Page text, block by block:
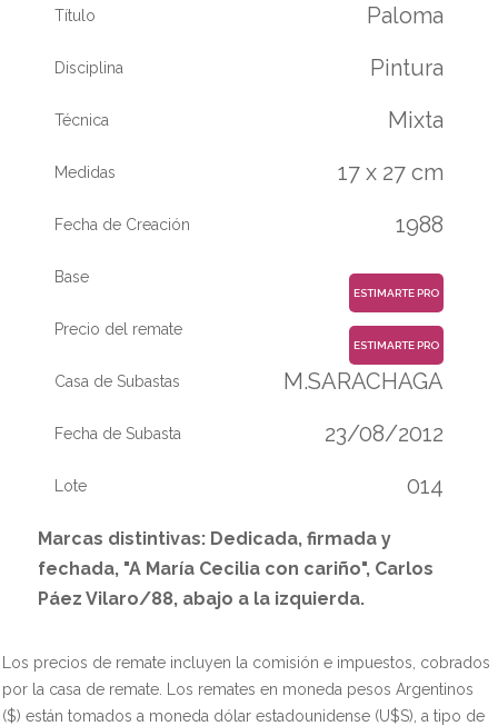
Título Paloma
Disciplina Pintura
Técnica Mixta
Medidas 17 x 27 cm
Fecha de Creación 1988
Base
ESTIMARTE PRO
Precio del remate
ESTIMARTE PRO
Casa de Subastas M.SARACHAGA
Fecha de Subasta 23/08/2012
Lote 014
Marcas distintivas: Dedicada, firmada y
fechada, "A María Cecilia con cariño", Carlos
Páez Vilaro/88, abajo a la izquierda.
Los precios de remate incluyen la comisión e impuestos, cobrados
por la casa de remate. Los remates en moneda pesos Argentinos
($) están tomados a moneda dólar estadounidense (U$S), a tipo de